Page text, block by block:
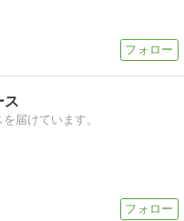
ス
届けています。